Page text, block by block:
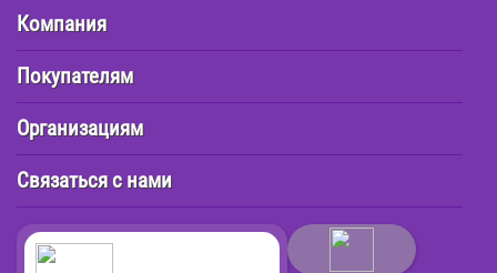
Компания
Покупателям
Организациям
Связаться с нами